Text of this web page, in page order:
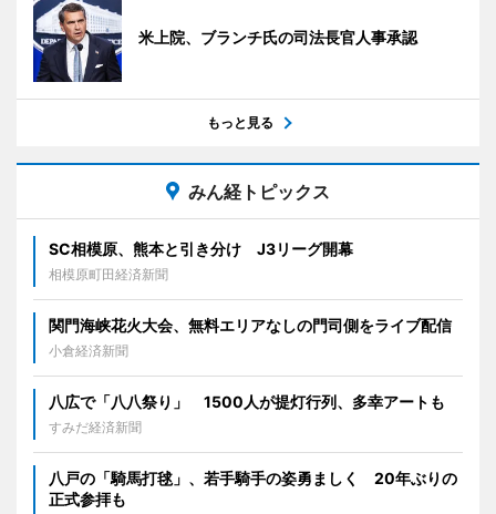
米上院、ブランチ氏の司法長官人事承認
もっと見る
みん経トピックス
SC相模原、熊本と引き分け J3リーグ開幕
相模原町田経済新聞
関門海峡花火大会、無料エリアなしの門司側をライブ配信
小倉経済新聞
八広で「八八祭り」 1500人が提灯行列、多幸アートも
すみだ経済新聞
八戸の「騎馬打毬」、若手騎手の姿勇ましく 20年ぶりの
正式参拝も